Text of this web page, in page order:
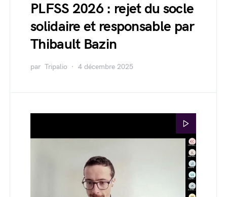
PLFSS 2026 : rejet du socle
solidaire et responsable par
Thibault Bazin
par Tripalio 4 décembre 2025